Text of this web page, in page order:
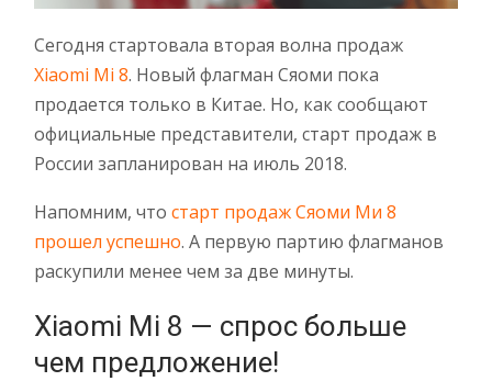
Сегодня стартовала вторая волна продаж
Xiaomi Mi 8. Новый флагман Сяоми пока
продается только в Китае. Но, как сообщают
официальные представители, старт продаж в
России запланирован на июль 2018.
Напомним, что старт продаж Сяоми Ми 8
прошел успешно. А первую партию флагманов
раскупили менее чем за две минуты.
Xiaomi Mi 8 — спрос больше
чем предложение!